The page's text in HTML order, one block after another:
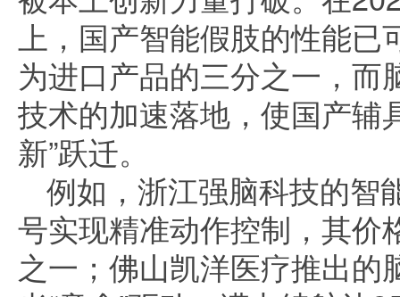
上，国产智能假肢的性能
为进口产品的三分之一，
技术的加速落地，使国产辅
新”跃迁。
例如，浙江强脑科技的智
号实现精准动作控制，其价
之一；佛山凯洋医疗推出的